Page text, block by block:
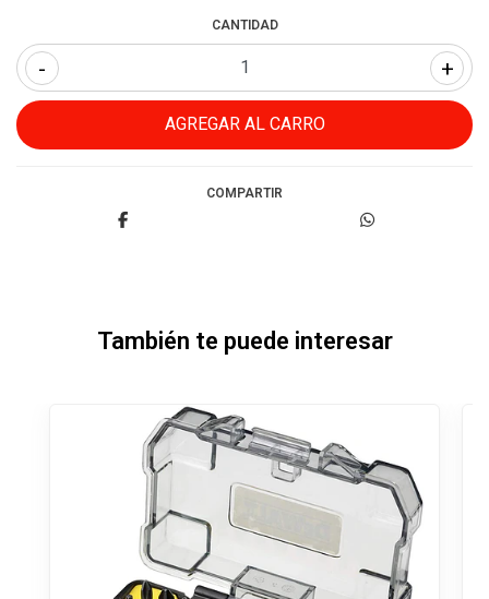
CANTIDAD
+
-
COMPARTIR
También te puede interesar